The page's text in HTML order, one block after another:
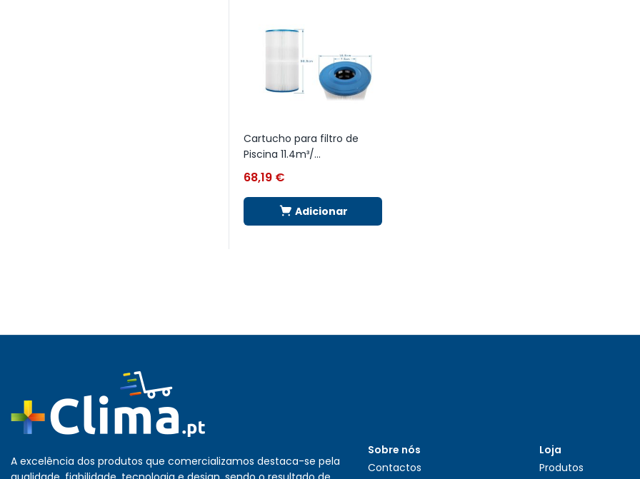
Cartucho para filtro de
Piscina 11.4m³/...
68,19 €
Adicionar
A excelência dos produtos que comercializamos destaca-se pela
Sobre nós
Contactos
Loja
Produtos